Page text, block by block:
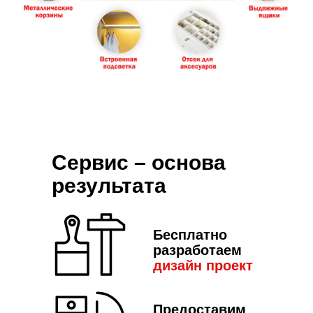
Бесплатно
разработаем
дизайн проект
Предоставим
Сервис – основа
результата